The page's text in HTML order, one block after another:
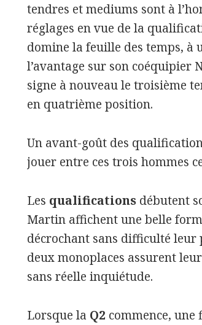
tendres et mediums sont à
réglages en vue de la
domine la feuille des temps, à
l’avantage sur son coéquipier
signe à nouveau le troisième
en quatrième position.
Un avant-goût des
jouer entre ces trois hommes
Les qualifications débutent
Martin affichent une belle
décrochant sans difficulté leur
deux monoplaces assurent
sans réelle inquiétude.
Lorsque la Q2 commence, une